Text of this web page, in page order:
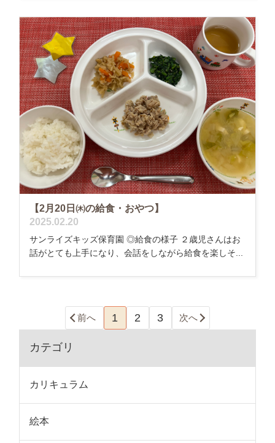
【2月20日㈭の給食・おやつ】
2025.02.20
サンライズキッズ保育園 ◎給食の様子 ２歳児さんはお
話がとても上手になり、会話をしながら給食を楽しそ...
前へ 1 2 3 次へ
カテゴリ
カリキュラム
絵本